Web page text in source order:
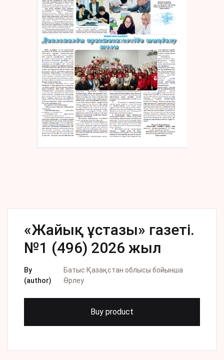
«Жайық ұстазы» газеті.
№1 (496) 2026 жыл
By
(author)
Батыс Қазақстан облысы бойынша
Өрлеу
Buy product